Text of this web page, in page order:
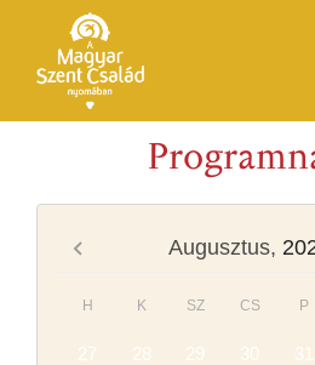
Augusztus,
H K SZ CS P
27 28 29 30 31